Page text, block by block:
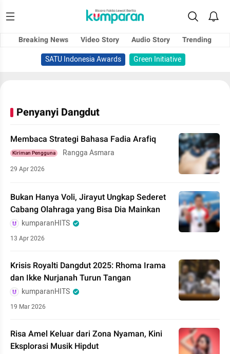
Breaking News Video Story Audio Story
Trending
SATU Indonesia Awards
Green Initiative
Penyanyi Dangdut
Membaca Strategi Bahasa Fadia Arafiq
Kiriman Pengguna Rangga Asmara
29 Apr 2026
Bukan Hanya Voli, Jirayut Ungkap Sederet
Cabang Olahraga yang Bisa Dia Mainkan
kumparanHITS
13 Apr 2026
Krisis Royalti Dangdut 2025: Rhoma Irama
dan Ikke Nurjanah Turun Tangan
kumparanHITS
19 Mar 2026
Risa Amel Keluar dari Zona Nyaman, Kini
Eksplorasi Musik Hipdut